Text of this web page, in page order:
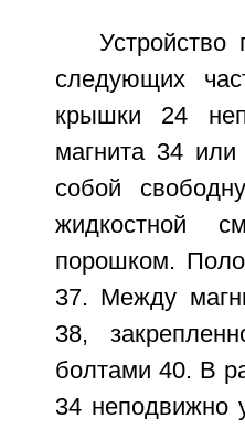
Устройство
следующих
крышки 24
магнита 34
собой
жидкостной
порошком.
37. Между
38,
болтами 40. В
34 неподвижно